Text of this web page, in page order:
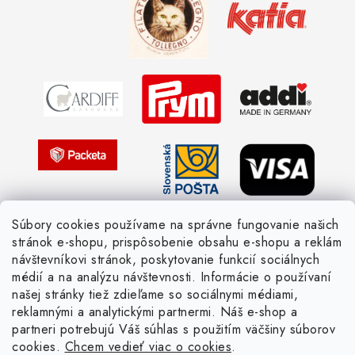
Súbory cookies používame na správne fungovanie našich
stránok e-shopu, prispôsobenie obsahu e-shopu a reklám
návštevníkovi stránok, poskytovanie funkcií sociálnych
médií a na analýzu návštevnosti. Informácie o používaní
našej stránky tiež zdieľame so sociálnymi médiami,
reklamnými a analytickými partnermi. Náš e-shop a
partneri potrebujú Váš súhlas s použitím väčšiny súborov
cookies. Chcem vedieť viac o cookies.
Žiadosť dotknutej osoby
Pletený slovník anglicky-česky
Pletený slovník česky-anglicky